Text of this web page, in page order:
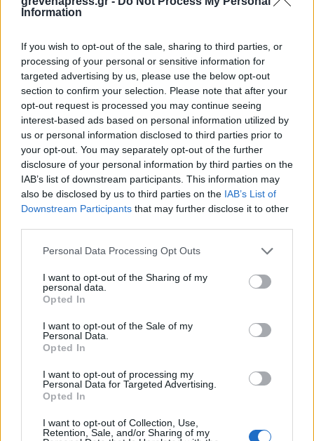
Information
If you wish to opt-out of the sale, sharing to third parties, or
processing of your personal or sensitive information for
targeted advertising by us, please use the below opt-out
section to confirm your selection. Please note that after your
opt-out request is processed you may continue seeing
interest-based ads based on personal information utilized by
us or personal information disclosed to third parties prior to
your opt-out. You may separately opt-out of the further
disclosure of your personal information by third parties on the
IAB’s list of downstream participants. This information may
also be disclosed by us to third parties on the IAB’s List of
Downstream Participants that may further disclose it to other
Personal Data Processing Opt Outs
I want to opt-out of the Sharing of my
personal data.
Opted In
I want to opt-out of the Sale of my
Personal Data.
Opted In
I want to opt-out of processing my
Personal Data for Targeted Advertising.
Opted In
I want to opt-out of Collection, Use,
Retention, Sale, and/or Sharing of my